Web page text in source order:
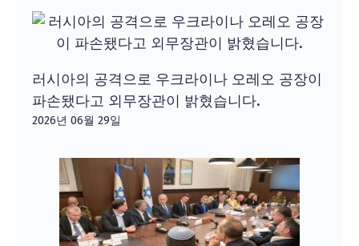
러시아의 공격으로 우크라이나 오레오 공장이
파손됐다고 외무장관이 밝혔습니다.
2026년 06월 29일